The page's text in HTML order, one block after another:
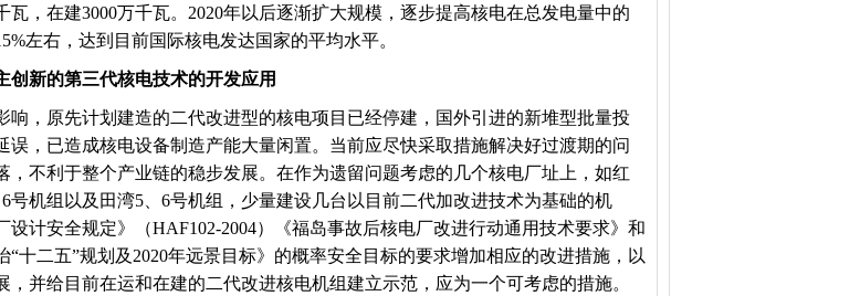
瓦，在建3000万千瓦。2020年以后逐渐扩大规模，逐步提高核电在总发电量中的
左右，达到目前国际核电发达国家的平均水平。
新的第三代核电技术的开发应用
，原先计划建造的二代改进型的核电项目已经停建，国外引进的新堆型批量投
误，已造成核电设备制造产能大量闲置。当前应尽快采取措施解决好过渡期的问
，不利于整个产业链的稳步发展。在作为遗留问题考虑的几个核电厂址上，如红
号机组以及田湾5、6号机组，少量建设几台以目前二代加改进技术为基础的机
设计安全规定》（HAF102-2004）《福岛事故后核电厂改进行动通用技术要求》和
“十二五”规划及2020年远景目标》的概率安全目标的要求增加相应的改进措施，以
，并给目前在运和在建的二代改进核电机组建立示范，应为一个可考虑的措施。